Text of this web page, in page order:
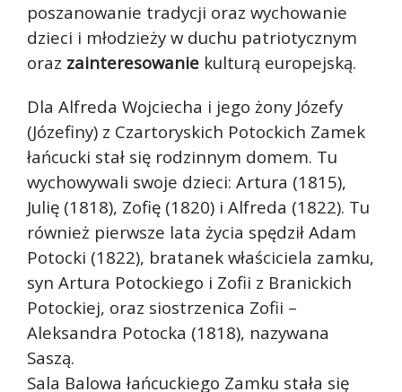
poszanowanie tradycji oraz wychowanie
dzieci i młodzieży w duchu patriotycznym
oraz zainteresowanie kulturą europejską.
Dla Alfreda Wojciecha i jego żony Józefy
(Józefiny) z Czartoryskich Potockich Zamek
łańcucki stał się rodzinnym domem. Tu
wychowywali swoje dzieci: Artura (1815),
Julię (1818), Zofię (1820) i Alfreda (1822). Tu
również pierwsze lata życia spędził Adam
Potocki (1822), bratanek właściciela zamku,
syn Artura Potockiego i Zofii z Branickich
Potockiej, oraz siostrzenica Zofii –
Aleksandra Potocka (1818), nazywana
Saszą.
Sala Balowa łańcuckiego Zamku stała się